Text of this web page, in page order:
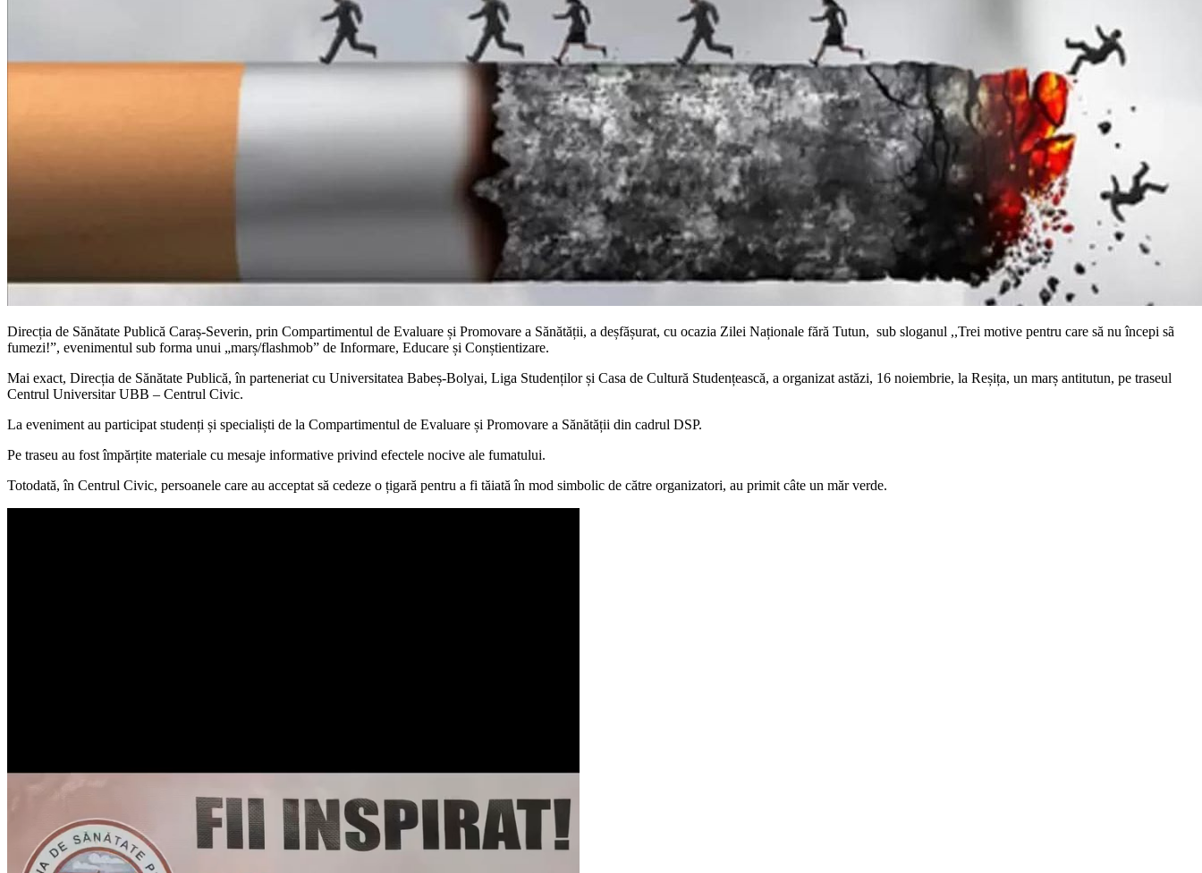
Direcția de Sănătate Publică Caraș-Severin, prin Compartimentul de Evaluare și Promovare a Sănătății, a deșfășurat, cu ocazia Zilei Naționale fără Tutun, sub sloganul ,,Trei motive pentru care să nu începi sã
fumezi!”, evenimentul sub forma unui „marș/flashmob” de Informare, Educare și Conștientizare.
Mai exact, Direcția de Sănătate Publică, în parteneriat cu Universitatea Babeș-Bolyai, Liga Studenților și Casa de Cultură Studențească, a organizat astăzi, 16 noiembrie, la Reșița, un marș antitutun, pe traseul
Centrul Universitar UBB – Centrul Civic.
La eveniment au participat studenți și specialiști de la Compartimentul de Evaluare și Promovare a Sănătății din cadrul DSP.
Pe traseu au fost împărțite materiale cu mesaje informative privind efectele nocive ale fumatului.
Totodată, în Centrul Civic, persoanele care au acceptat să cedeze o țigară pentru a fi tăiată în mod simbolic de către organizatori, au primit câte un măr verde.